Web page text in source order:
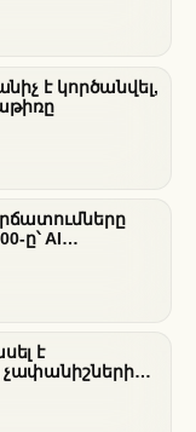
է կործանվել,
ը՝ AI
ֆոնին
է
չափանիշների